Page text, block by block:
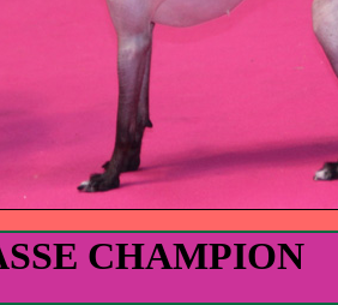
CHAMPION